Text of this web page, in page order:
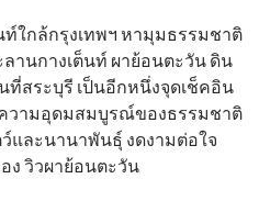
ท์ใกล้กรุงเทพฯ หามุมธรรมชาติ
านกางเต็นท์ ผาย้อนตะวัน ดิน
สระบุรี เป็นอีกหนึ่งจุดเช็คอิน
วามอุดมสมบูรณ์ของธรรมชาติ
และนานาพันธุ์ งดงามต่อใจ
ง วิวผาย้อนตะวัน